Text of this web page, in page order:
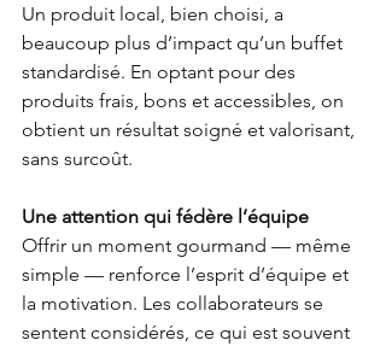
Un produit local, bien choisi, a
beaucoup plus d’impact qu’un buffet
standardisé. En optant pour des
produits frais, bons et accessibles, on
obtient un résultat soigné et valorisant,
sans surcoût.
Une attention qui fédère l’équipe
Offrir un moment gourmand — même
simple — renforce l’esprit d’équipe et
la motivation. Les collaborateurs se
sentent considérés, ce qui est souvent